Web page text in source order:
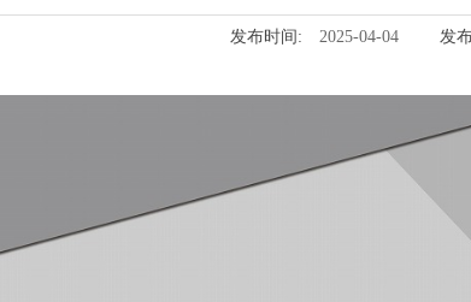
发布时间: 2025-04-04 发